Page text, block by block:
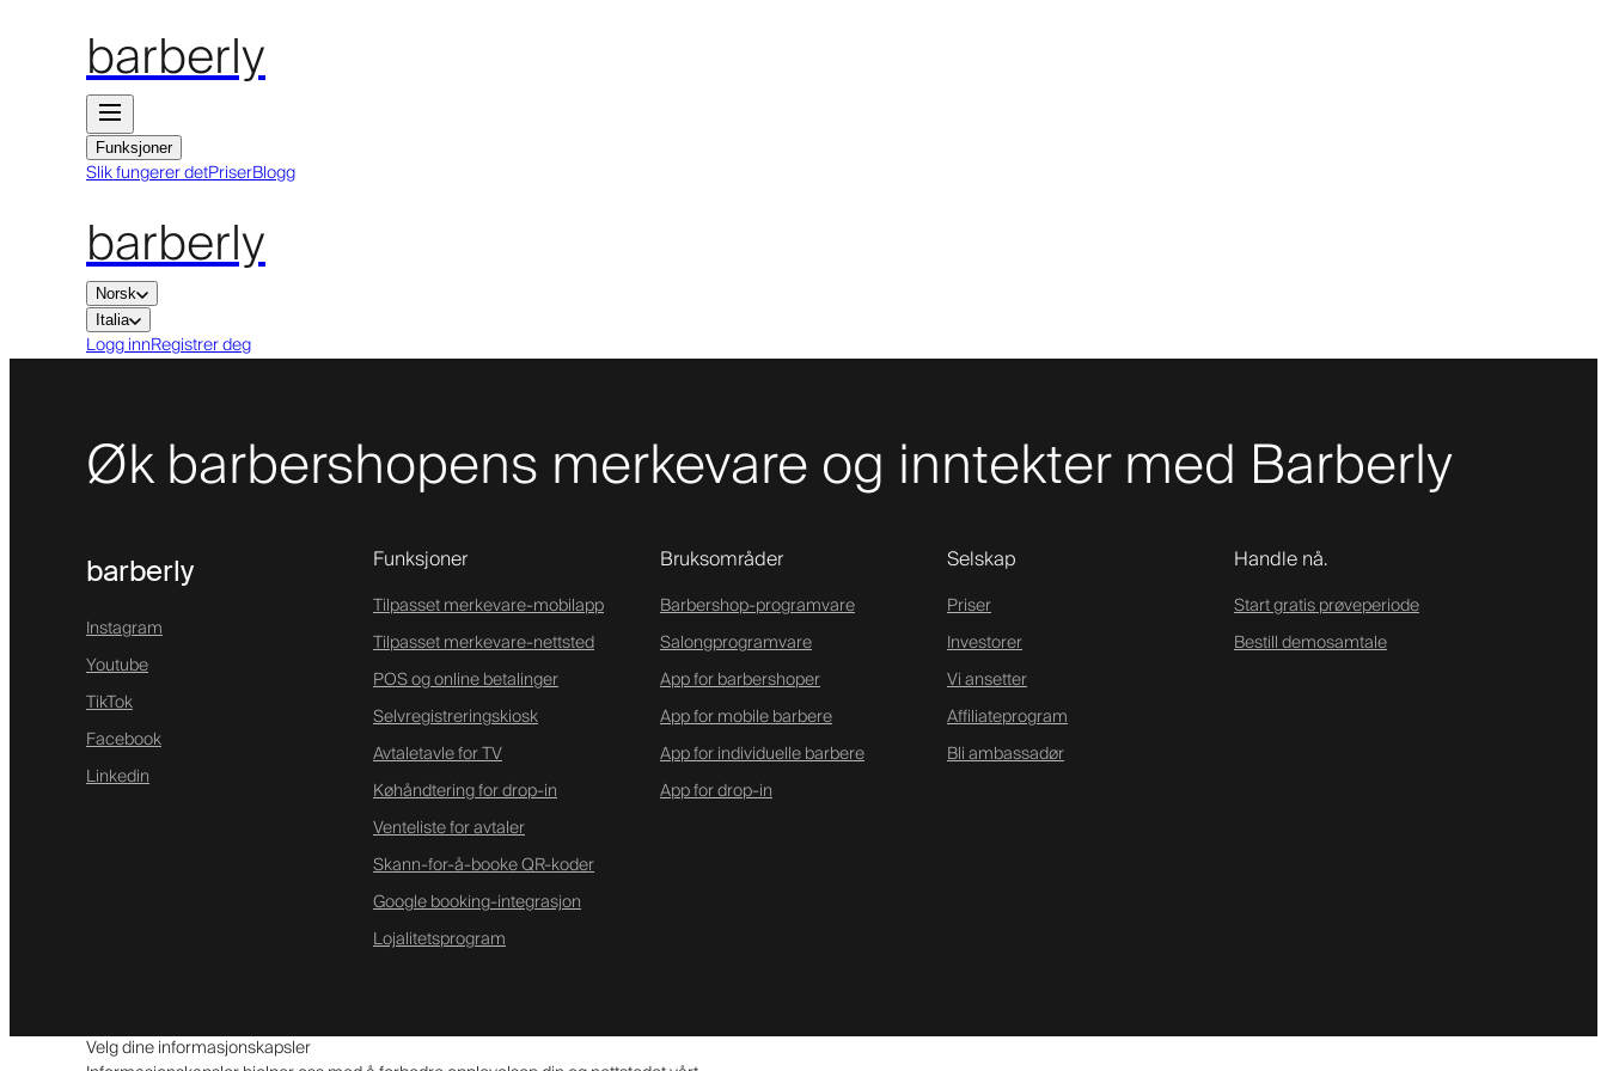
barberly
Funksjoner
Slik fungerer detPriserBlogg
barberly
Norsk
Italia
Logg innRegistrer deg
Øk barbershopens merkevare og inntekter med Barberly
barberly
Instagram
Youtube
TikTok
Facebook
Linkedin
Funksjoner
Tilpasset merkevare-mobilapp
Tilpasset merkevare-nettsted
POS og online betalinger
Selvregistreringskiosk
Avtaletavle for TV
Køhåndtering for drop-in
Venteliste for avtaler
Skann-for-å-booke QR-koder
Google booking-integrasjon
Lojalitetsprogram
Bruksområder
Barbershop-programvare
Salongprogramvare
App for barbershoper
App for mobile barbere
App for individuelle barbere
App for drop-in
Selskap
Priser
Investorer
Vi ansetter
Affiliateprogram
Bli ambassadør
Handle nå.
Start gratis prøveperiode
Bestill demosamtale
Velg dine informasjonskapsler